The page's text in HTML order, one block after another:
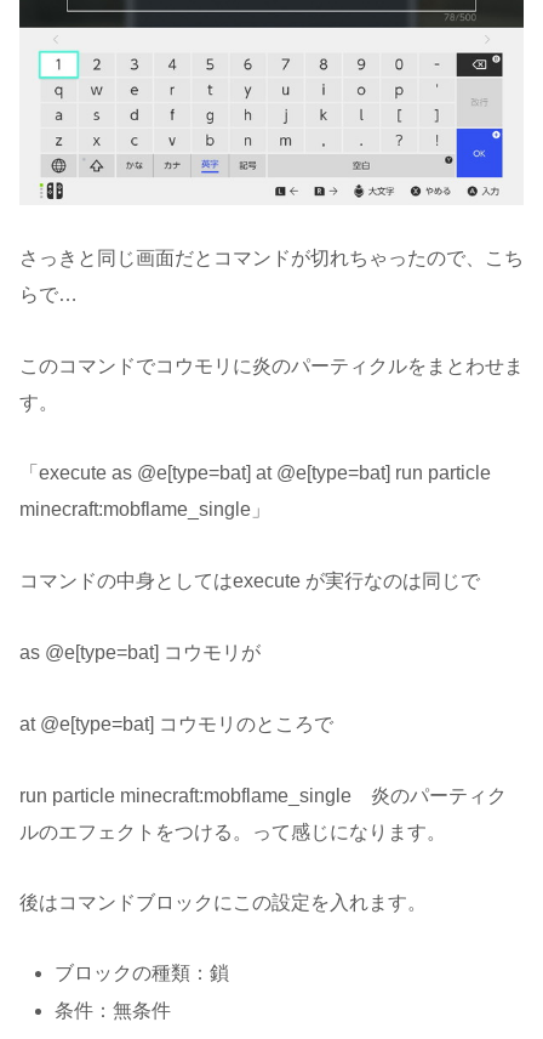
さっきと同じ画面だとコマンドが切れちゃったので、こち
らで…
このコマンドでコウモリに炎のパーティクルをまとわせま
す。
「execute as @e[type=bat] at @e[type=bat] run particle
minecraft:mobflame_single」
コマンドの中身としてはexecute が実行なのは同じで
as @e[type=bat] コウモリが
at @e[type=bat] コウモリのところで
run particle minecraft:mobflame_single 炎のパーティク
ルのエフェクトをつける。って感じになります。
後はコマンドブロックにこの設定を入れます。
ブロックの種類：鎖
条件：無条件